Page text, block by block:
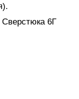
6Г